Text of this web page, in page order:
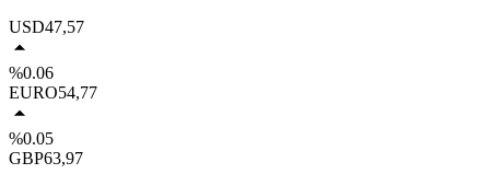
USD47,57
%0.06
EURO54,77
%0.05
GBP63,97